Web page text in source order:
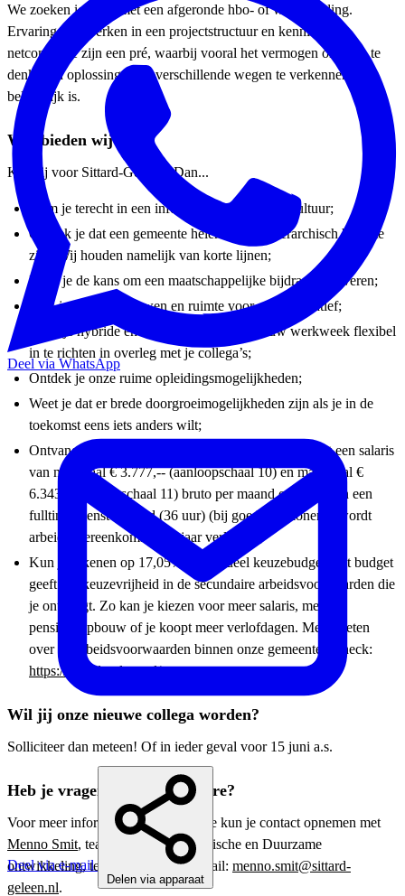
We zoeken iemand met een afgeronde hbo- of wo-opleiding.
Ervaring met werken in een projectstructuur en kennis van
netcongestie zijn een pré, waarbij vooral het vermogen om mee te
denken in oplossingen en verschillende wegen te verkennen
belangrijk is.
Wat bieden wij?
Kies jij voor Sittard-Geleen? Dan...
Kom je terecht in een informele en open werkcultuur;
Ontdek je dat een gemeente helemaal niet hiërarchisch hoeft te
zijn. Wij houden namelijk van korte lijnen;
Krijg je de kans om een maatschappelijke bijdrage te leveren;
Kies je voor vertrouwen en ruimte voor eigen initiatief;
Werk je hybride en heb je de ruimte om jouw werkweek flexibel
in te richten in overleg met je collega’s;
Ontdek je onze ruime opleidingsmogelijkheden;
Weet je dat er brede doorgroeimogelijkheden zijn als je in de
toekomst eens iets anders wilt;
Ontvang je een arbeidsovereenkomst voor 1 jaar, met een salaris
van minimaal € 3.777,-- (aanloopschaal 10) en maximaal €
6.343,-- (functieschaal 11) bruto per maand op basis van een
fulltime dienstverband (36 uur) (bij goed functioneren wordt
arbeidsovereenkomst na 1 jaar verlengd);
Kun je rekenen op 17,05% individueel keuzebudget. Dit budget
geeft jou keuzevrijheid in de secundaire arbeidsvoorwaarden die
je ontvangt. Zo kan je kiezen voor meer salaris, meer
pensioenopbouw of je koopt meer verlofdagen. Meer weten
over de arbeidsvoorwaarden binnen onze gemeente? Check:
https://sittard-geleen.nl/vacatures.
Wil jij onze nieuwe collega worden?
Solliciteer dan meteen! Of in ieder geval voor 15 juni a.s.
Heb je vragen over de vacature?
Voor meer informatie over de functie kun je contact opnemen met
Menno Smit, teammanager Economische en Duurzame
ontwikkeling, tel.
06-34634477, email: menno.smit@sittard-
geleen.nl.
Deel via WhatsApp
Deel via e-mail
Delen via apparaat